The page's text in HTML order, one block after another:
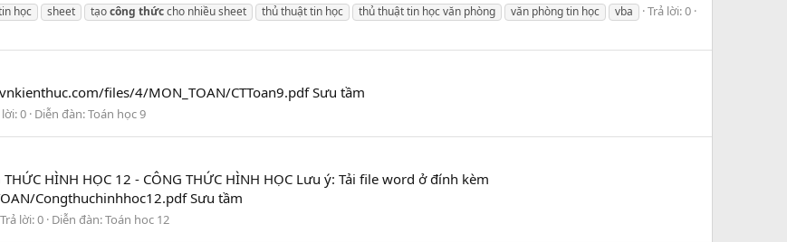
học sheet tạocông thứccho nhiều sheet thủ thuật tin học thủ thuật tin học văn phòng văn phòng tin học vba
Trả lời: 0
files/4/MON_TOAN/CTToan9.pdf Sưu tầm
0 Diễn đàn:Toán học 9
THỨC HÌNH HỌC 12 - CÔNG THỨC HÌNH HỌC Lưu ý: Tải file word ở đính kèm
Congthuchinhhoc12.pdf Sưu tầm
Trả lời: 0 Diễn đàn:Toán hoc 12